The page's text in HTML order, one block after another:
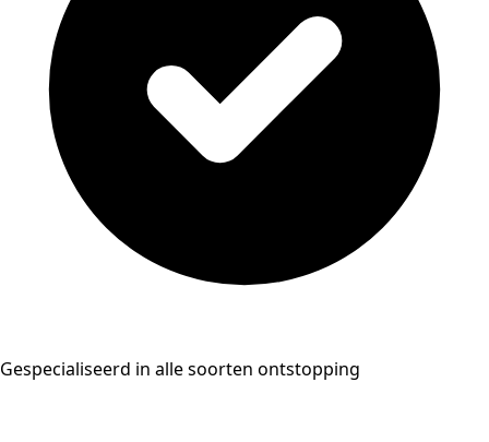
Gespecialiseerd in alle soorten ontstopping